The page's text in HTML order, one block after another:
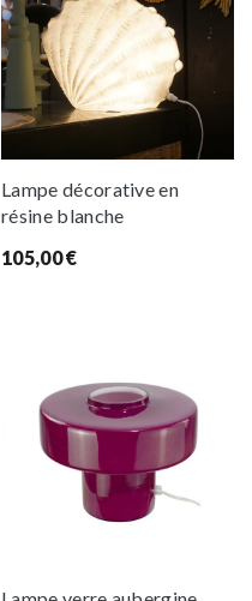
Lampe décorative en
résine blanche
105,00€